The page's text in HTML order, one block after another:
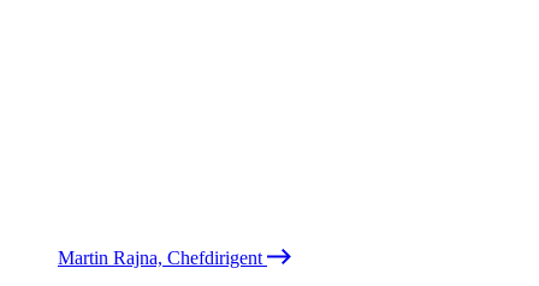
Martin Rajna, Chefdirigent